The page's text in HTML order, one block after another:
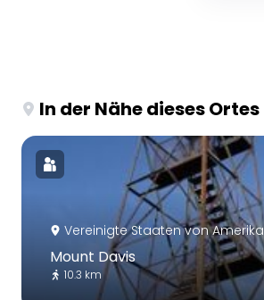
In der Nähe dieses Ortes
Vereinigte Staaten von Amerika
Mount Davis
10.3 km